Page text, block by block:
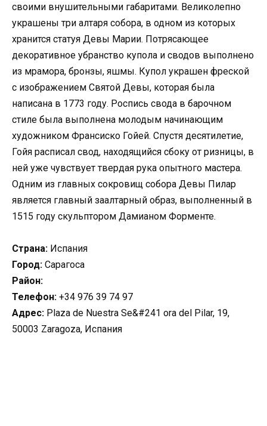
своими внушительными габаритами. Великолепно
украшены три алтаря собора, в одном из которых
хранится статуя Девы Марии. Потрясающее
декоративное убранство купола и сводов выполнено
из мрамора, бронзы, яшмы. Купол украшен фреской
с изображением Святой Девы, которая была
написана в 1773 году. Роспись свода в барочном
стиле была выполнена молодым начинающим
художником Франсиско Гойей. Спустя десятилетие,
Гойя расписал свод, находящийся сбоку от ризницы, в
ней уже чувствует твердая рука опытного мастера.
Одним из главных сокровищ собора Девы Пилар
является главный заалтарный образ, выполненный в
1515 году скульптором Дамианом Форменте.
Страна: Испания
Город: Сарагоса
Район:
Телефон: +34 976 39 74 97
Адрес: Plaza de Nuestra Se&#241 ora del Pilar, 19,
50003 Zaragoza, Испания